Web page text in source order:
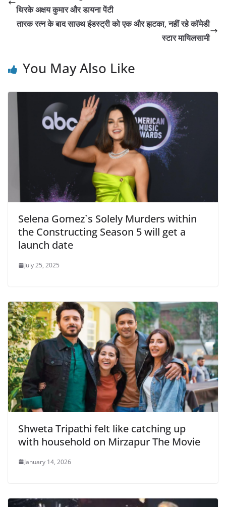
थिरके अक्षय कुमार और डायना पेंटी
तारक रत्न के बाद साउथ इंडस्ट्री को एक और झटका, नहीं रहे कॉमेडी
स्टार मायिलसामी
You May Also Like
Selena Gomez`s Solely Murders within
the Constructing Season 5 will get a
launch date
July 25, 2025
Shweta Tripathi felt like catching up
with household on Mirzapur The Movie
January 14, 2026